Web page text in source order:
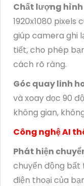
Chất lượng hình
1920x1080
giúp camera ghi
tiết, cho phép
cách rõ ràng.
Góc quay linh
và xoay dọc 90
không gian,
Công nghệ AI
Phát hiện
chuyển động
điện thoại của